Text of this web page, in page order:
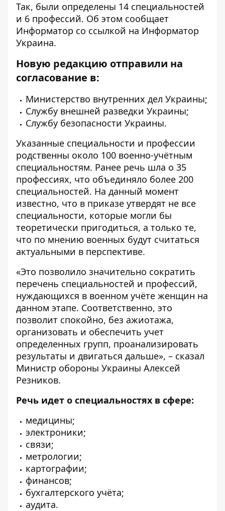
Так, были определены 14 специальностей
и 6 профессий. Об этом сообщает
Информатор со ссылкой на Информатор
Украина.
Новую редакцию отправили на
согласование в:
Министерство внутренних дел Украины;
Службу внешней разведки Украины;
Службу безопасности Украины.
Указанные специальности и профессии
родственны около 100 военно-учётным
специальностям. Ранее речь шла о 35
профессиях, что объединяло более 200
специальностей. На данный момент
известно, что в приказе утвердят не все
специальности, которые могли бы
теоретически пригодиться, а только те,
что по мнению военных будут считаться
актуальными в перспективе.
«Это позволило значительно сократить
перечень специальностей и профессий,
нуждающихся в военном учёте женщин на
данном этапе. Соответственно, это
позволит спокойно, без ажиотажа,
организовать и обеспечить учет
определенных групп, проанализировать
результаты и двигаться дальше», – сказал
Министр обороны Украины Алексей
Резников.
Речь идет о специальностях в сфере:
медицины;
электроники;
связи;
метрологии;
картографии;
финансов;
бухгалтерского учёта;
аудита.